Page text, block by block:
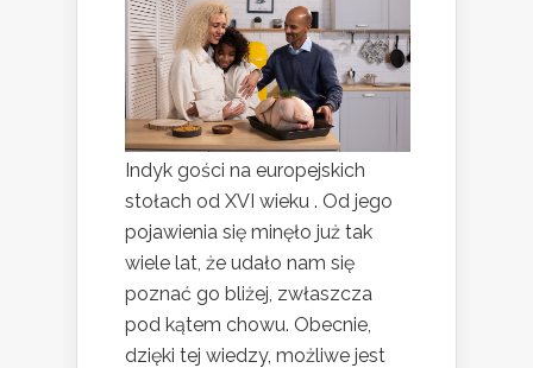
Indyk gości na europejskich
stołach od XVI wieku . Od jego
pojawienia się minęło już tak
wiele lat, że udało nam się
poznać go bliżej, zwłaszcza
pod kątem chowu. Obecnie,
dzięki tej wiedzy, możliwe jest